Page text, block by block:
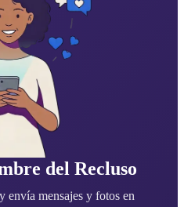
del Recluso
envía mensajes y fotos en